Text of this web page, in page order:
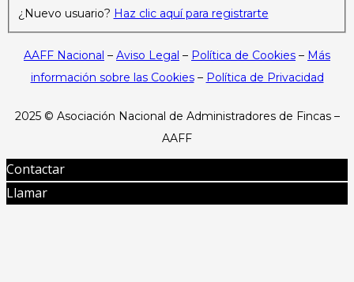
¿Nuevo usuario? Haz clic aquí para registrarte
AAFF Nacional – Aviso Legal – Política de Cookies – Más
información sobre las Cookies– Política de Privacidad
2025 © Asociación Nacional de Administradores de Fincas –
AAFF
Contactar
Llamar